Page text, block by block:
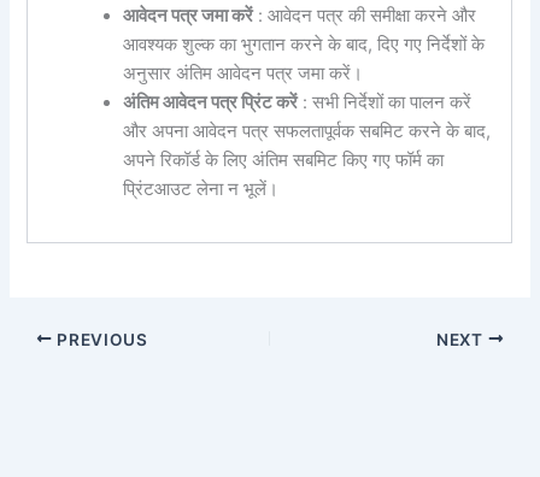
आवेदन पत्र जमा करें: आवेदन पत्र की समीक्षा करने और
आवश्यक शुल्क का भुगतान करने के बाद, दिए गए निर्देशों के
अनुसार अंतिम आवेदन पत्र जमा करें।
अंतिम आवेदन पत्र प्रिंट करें: सभी निर्देशों का पालन करें
और अपना आवेदन पत्र सफलतापूर्वक सबमिट करने के बाद,
अपने रिकॉर्ड के लिए अंतिम सबमिट किए गए फॉर्म का
प्रिंटआउट लेना न भूलें।
PREVIOUS NEXT